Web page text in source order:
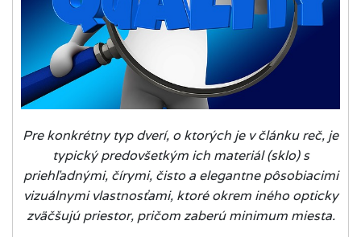
Pre konkrétny typ dverí, o ktorých je v článku reč, je
typický predovšetkým ich materiál (sklo) s
priehľadnými, čírymi, čisto a elegantne pôsobiacimi
vizuálnymi vlastnosťami, ktoré okrem iného opticky
zväčšujú priestor, pričom zaberú minimum miesta.